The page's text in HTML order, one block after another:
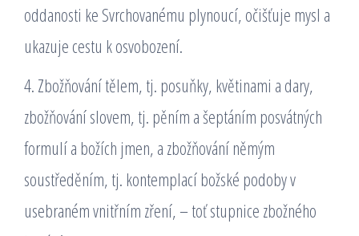
oddanosti ke Svrchovanému plynoucí, očišťuje mysl a
ukazuje cestu k osvobození.
4. Zbožňování tělem, tj. posuňky, květinami a dary,
zbožňování slovem, tj. pěním a šeptáním posvátných
formulí a božích jmen, a zbožňování němým
soustředěním, tj. kontemplací božské podoby v
usebraném vnitřním zření, – toť stupnice zbožného